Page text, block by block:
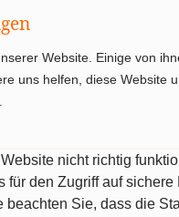
Website. Einige von
uns helfen, diese Website
nicht richtig
für den Zugriff auf sichere
beachten Sie, dass die